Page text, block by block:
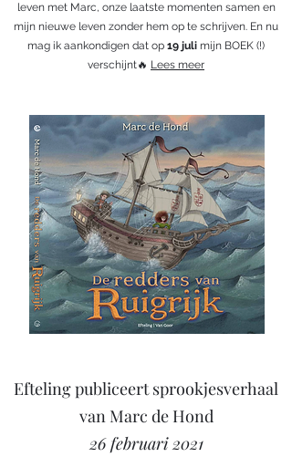
leven met Marc, onze laatste momenten samen en
mijn nieuwe leven zonder hem op te schrijven. En nu
mag ik aankondigen dat op 19 juli mijn BOEK (!)
verschijnt🔥 Lees meer
Efteling publiceert sprookjesverhaal
van Marc de Hond
26 februari 2021